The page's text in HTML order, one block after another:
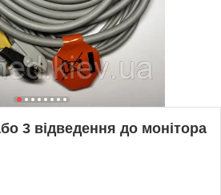
3 відведення до монітора